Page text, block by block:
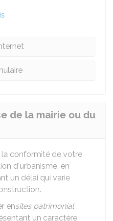
de la mairie ou du
conformité de votre
d'urbanisme, en
un délai qui varie
ensites patrimonial
un caractère